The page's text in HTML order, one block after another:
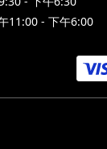
11:00 - 下午6:00